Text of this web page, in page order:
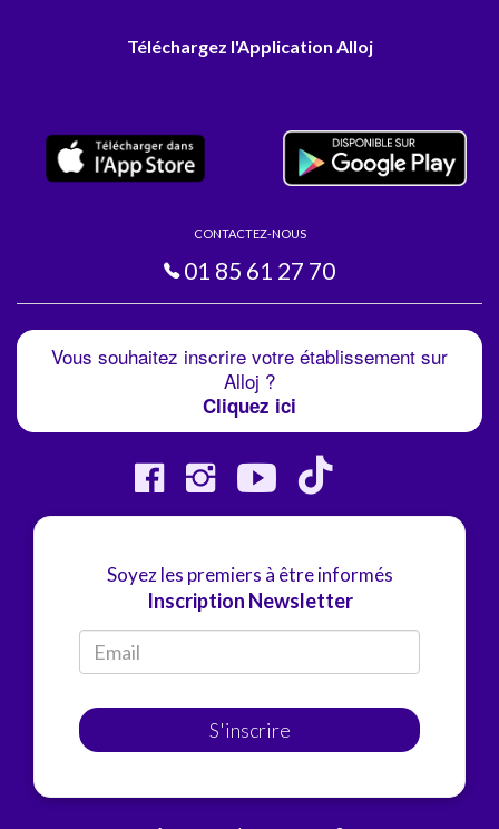
Téléchargez l'Application Alloj
CONTACTEZ-NOUS
01 85 61 27 70
Vous souhaitez inscrire votre établissement sur
Alloj ?
Cliquez ici
Soyez les premiers à être informés
Inscription Newsletter
S'inscrire